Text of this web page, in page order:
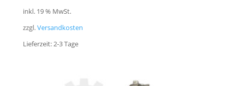
inkl. 19 % MwSt.
zzgl.Versandkosten
Lieferzeit:2-3 Tage